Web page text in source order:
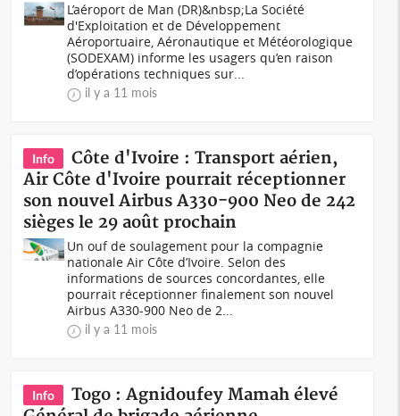
L’aéroport de Man (DR)&nbsp;La Société
d'Exploitation et de Développement
Aéroportuaire, Aéronautique et Météorologique
(SODEXAM) informe les usagers qu’en raison
d’opérations techniques sur...
il y a 11 mois
Info
Côte d'Ivoire : Transport aérien,
Air Côte d'Ivoire pourrait réceptionner
son nouvel Airbus A330-900 Neo de 242
sièges le 29 août prochain
Un ouf de soulagement pour la compagnie
nationale Air Côte d’Ivoire. Selon des
informations de sources concordantes, elle
pourrait réceptionner finalement son nouvel
Airbus A330-900 Neo de 2...
il y a 11 mois
Info
Togo : Agnidoufey Mamah élevé